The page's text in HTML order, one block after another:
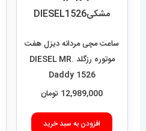
ساعت مچی مردانه دیزل هفت
موتوره رزگلد DIESEL MR.
Daddy 1526
12,989,000 تومان
افزودن به سبد خرید